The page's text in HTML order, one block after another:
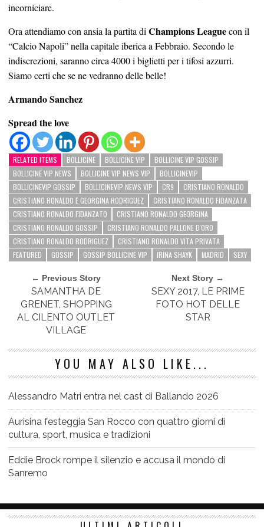
incorniciare.
Ora attendiamo con ansia la partita di Champions Leaguecon il
“Calcio Napoli” nella capitale iberica a Febbraio. Secondo le
indiscrezioni, saranno circa 4000 i biglietti per i tifosi azzurri.
Siamo certi che se ne vedranno delle belle!
Armando Sanchez
Spread the love
RELATED ITEMS BOLLICINE BOLLICINE VIP
BOLLICINE VIP GOSSIP
BOLLICINE VIP NEWS
BOLLICINE VIP NEWS VIP
BOLLICINEVIP
BOLLICINEVIP GOSSIP
BOLLICINEVIP NEWS VIP CR9
CRISTIANO RONALDO
CRISTIANO RONALDO E GEORGINA RODRIGUEZ
CRISTIANO RONALDO FIDANZATA
CRISTIANO RONALDO FIDANZATO
CRISTIANO RONALDO GEORGINA
CRISTIANO RONALDO GOSSIP
CRISTIANO RONALDO PALLONE D'ORO
CRISTIANO RONALDO RODRIGUEZ
CRISTIANO RONALDO VITA PRIVATA
FEATURED
GOSSIP GOSSIP BOLLICINE VIP IRINA SHAYK MADRID SEXY
← Previous Story
SAMANTHA DE
GRENET, SHOPPING
AL CILENTO OUTLET
VILLAGE
Next Story →
SEXY 2017, LE PRIME
FOTO HOT DELLE
STAR
YOU MAY ALSO LIKE...
Alessandro Matri entra nel cast di Ballando 2026
Aurisina festeggia San Rocco con quattro giorni di
cultura, sport, musica e tradizioni
Eddie Brock rompe il silenzio e accusa il mondo di
Sanremo